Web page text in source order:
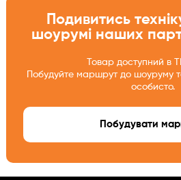
Подивитись
шоурумі наших
Товар доступний в
Побудуйте маршрут до шоуруму
особисто.
Побудувати